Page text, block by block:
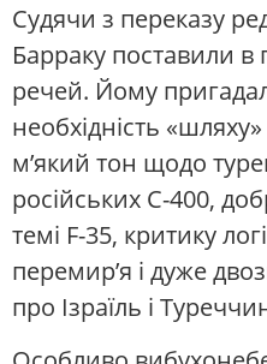
Судячи з переказу
Барраку поставили в
речей. Йому
необхідність
м’який тон щодо
російських С-400,
темі F-35, критику
перемир’я і дуже
про Ізраїль і